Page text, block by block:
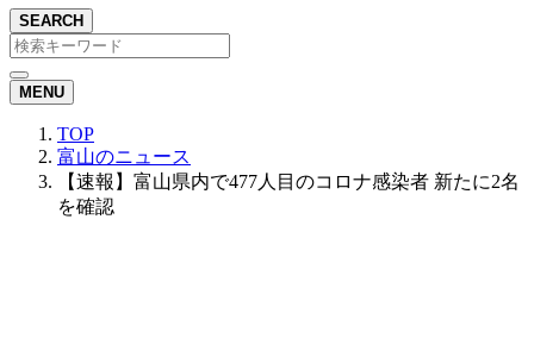
SEARCH
MENU
TOP
富山のニュース
【速報】富山県内で477人目のコロナ感染者 新たに2名
を確認